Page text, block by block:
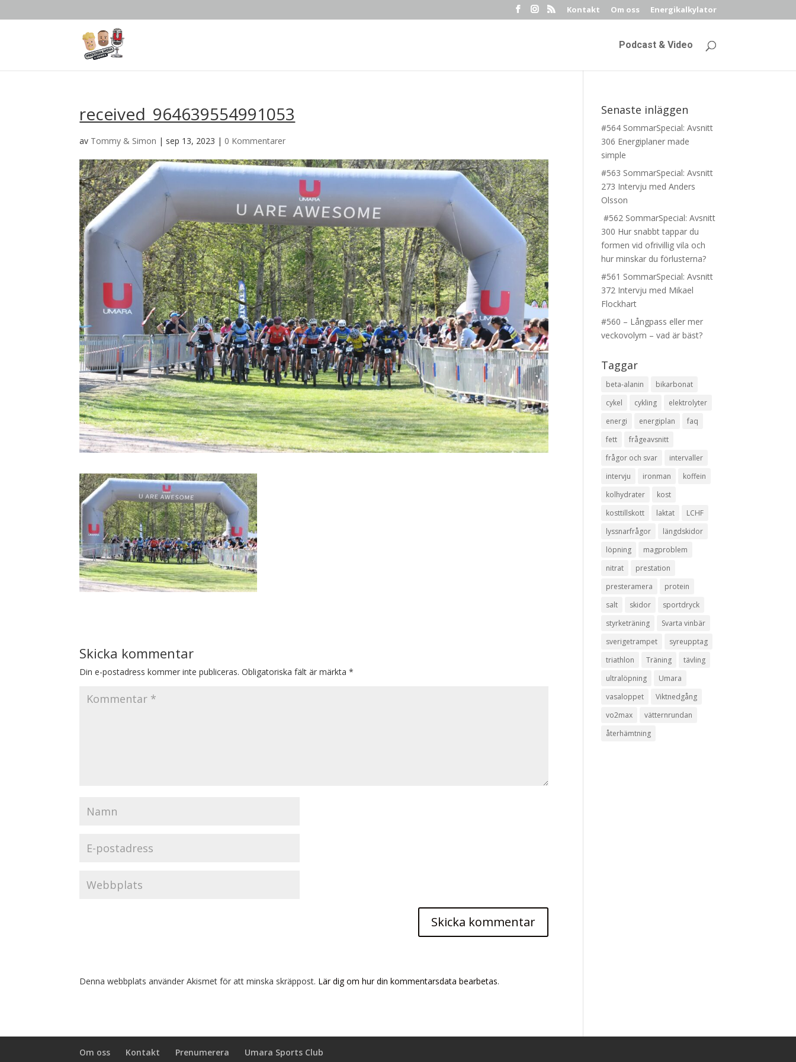
Kontakt Om oss Energikalkylator
Podcast & Video
received_964639554991053
av Tommy & Simon | sep 13, 2023 | 0 Kommentarer
Skicka kommentar
Din e-postadress kommer inte publiceras. Obligatoriska fält är märkta*
Denna webbplats använder Akismet för att minska skräppost. Lär dig om hur din kommentarsdata bearbetas.
Senaste inläggen
#564 SommarSpecial: Avsnitt
306 Energiplaner made
simple
#563 SommarSpecial: Avsnitt
273 Intervju med Anders
Olsson
#562 SommarSpecial: Avsnitt
300 Hur snabbt tappar du
formen vid ofrivillig vila och
hur minskar du förlusterna?
#561 SommarSpecial: Avsnitt
372 Intervju med Mikael
Flockhart
#560 – Långpass eller mer
veckovolym – vad är bäst?
Taggar
beta-alanin
bikarbonat
cykel
cykling
elektrolyter
energi
energiplan
faq
fett
frågeavsnitt
frågor och svar
intervaller
intervju
ironman
koffein
kolhydrater
kost
kosttillskott
laktat
LCHF
lyssnarfrågor
längdskidor
löpning
magproblem
nitrat
prestation
presteramera
protein
salt
skidor
sportdryck
styrketräning
Svarta vinbär
sverigetrampet
syreupptag
triathlon
Träning
tävling
ultralöpning
Umara
vasaloppet
Viktnedgång
vo2max
vätternrundan
återhämtning
Om oss Kontakt Prenumerera Umara Sports Club